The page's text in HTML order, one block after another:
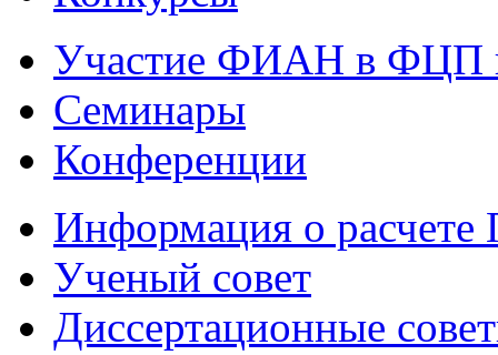
Участие ФИАН в ФЦП
Семинары
Конференции
Информация о
Ученый совет
Диссертационные